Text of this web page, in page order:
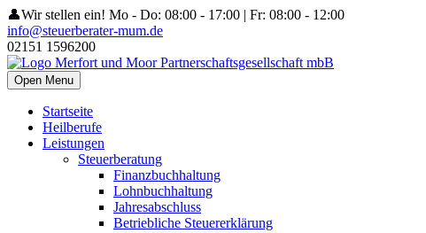
👤Wir stellen ein! Mo - Do: 08:00 - 17:00 | Fr: 08:00 - 12:00
info@steuerberater-mum.de
02151 1596200
Open Menu
Startseite
Heilberufe
Leistungen
Steuerberatung
Finanzbuchhaltung
Lohnbuchhaltung
Jahresabschluss
Betriebliche Steuererklärung